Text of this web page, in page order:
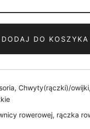
KIER.
CLO217
LOCK-
ON
CZARNE
DODAJ DO KOSZYKA
, Chwyty(rączki)/owijki,
rowerowej, rączka